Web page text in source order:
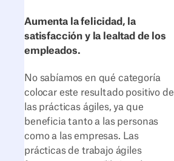
Aumenta la felicidad, la
satisfacción y la lealtad de los
empleados.
No sabíamos en qué categoría
colocar este resultado positivo de
las prácticas ágiles, ya que
beneficia tanto a las personas
como a las empresas. Las
prácticas de trabajo ágiles